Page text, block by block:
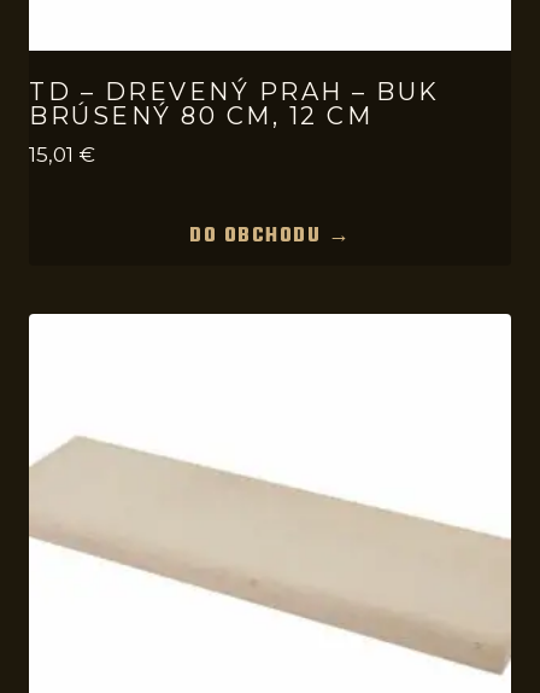
TD – DREVENÝ PRAH – BUK
BRÚSENÝ 80 CM, 12 CM
15,01 €
DO OBCHODU →